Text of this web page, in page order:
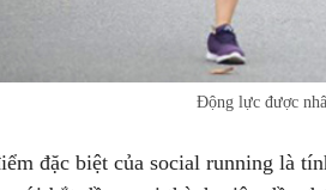
Động lực được
đặc biệt của social running là